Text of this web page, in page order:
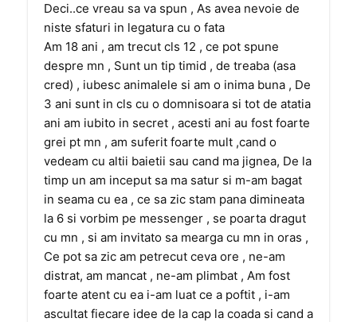
Deci..ce vreau sa va spun , As avea nevoie de
niste sfaturi in legatura cu o fata
Am 18 ani , am trecut cls 12 , ce pot spune
despre mn , Sunt un tip timid , de treaba (asa
cred) , iubesc animalele si am o inima buna , De
3 ani sunt in cls cu o domnisoara si tot de atatia
ani am iubito in secret , acesti ani au fost foarte
grei pt mn , am suferit foarte mult ,cand o
vedeam cu altii baietii sau cand ma jignea, De la
timp un am inceput sa ma satur si m-am bagat
in seama cu ea , ce sa zic stam pana dimineata
la 6 si vorbim pe messenger , se poarta dragut
cu mn , si am invitato sa mearga cu mn in oras ,
Ce pot sa zic am petrecut ceva ore , ne-am
distrat, am mancat , ne-am plimbat , Am fost
foarte atent cu ea i-am luat ce a poftit , i-am
ascultat fiecare idee de la cap la coada si cand a